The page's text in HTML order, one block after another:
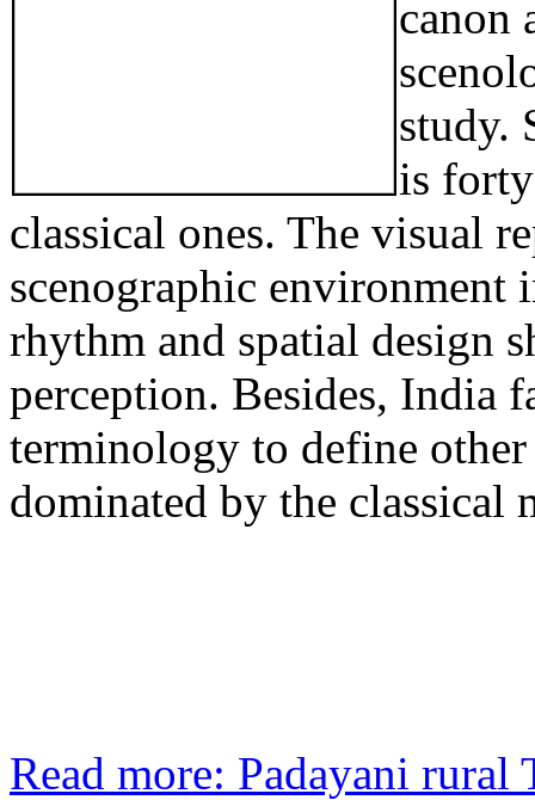
canon
study.
is
classical ones. The visual
scenographic environment
rhythm and spatial design
perception. Besides, India
terminology to define
dominated by the classical
Read more: Padayani rural